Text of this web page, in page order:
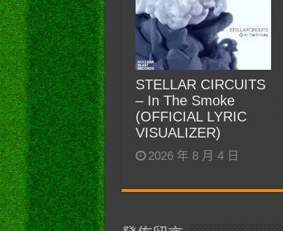
STELLAR CIRCUITS
– In The Smoke
(OFFICIAL LYRIC
VISUALIZER)
2026 年 8 月 4 日